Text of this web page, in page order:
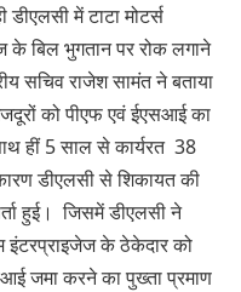
में टाटा मोटर्स
बिल भुगतान पर रोक लगाने
सचिव राजेश सामंत ने बताया
को पीएफ एवं ईएसआई का
हीं 5 साल से कार्यरत 38
डीएलसी से शिकायत की
हुई। जिसमें डीएलसी ने
इंटरप्राइजेज के ठेकेदार को
जमा करने का पुख्ता प्रमाण